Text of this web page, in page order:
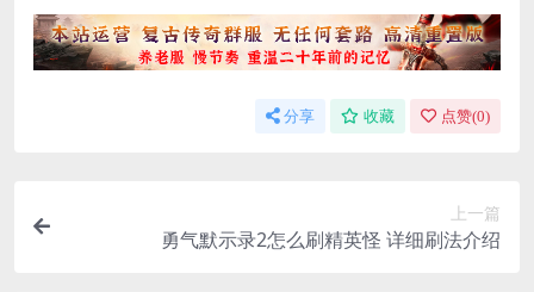
分享 收藏 点赞(0)
上一篇
勇气默示录2怎么刷精英怪 详细刷法介绍